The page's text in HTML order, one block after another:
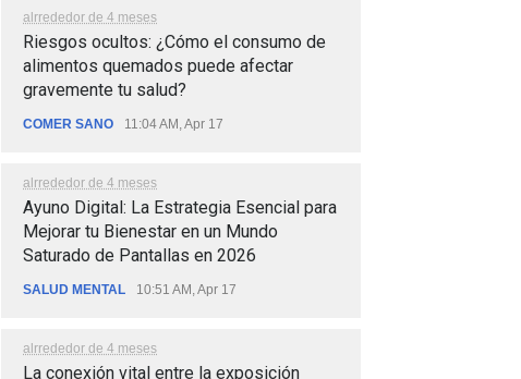
alrrededor de 4 meses
Riesgos ocultos: ¿Cómo el consumo de
alimentos quemados puede afectar
gravemente tu salud?
COMER SANO 11:04 AM, Apr 17
alrrededor de 4 meses
Ayuno Digital: La Estrategia Esencial para
Mejorar tu Bienestar en un Mundo
Saturado de Pantallas en 2026
SALUD MENTAL 10:51 AM, Apr 17
alrrededor de 4 meses
La conexión vital entre la exposición